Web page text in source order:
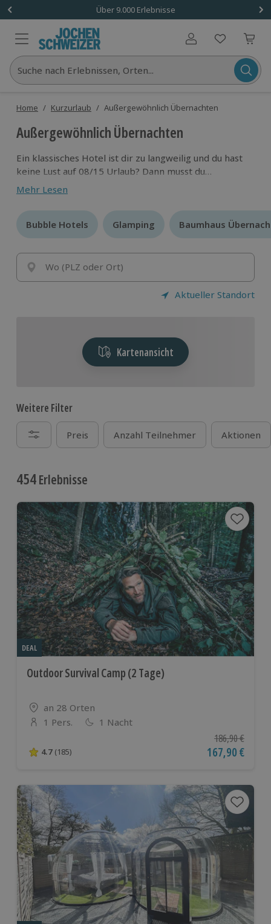
Über 9.000 Erlebnisse
Benutzerkonto
Suche nach Erlebnissen, Orten...
Home / Kurzurlaub / Außergewöhnlich Übernachten
Außergewöhnlich Übernachten
Ein klassisches Hotel ist dir zu langweilig und du hast
keine Lust auf 08/15 Urlaub? Dann musst du
unbedingt eine Übernachtung in einem
außergewöhnlichen Hotel ausprobieren. Egal ob im
Gebäude. Dein Urlaub wird besonders werden.
Mehr Lesen
Bubble Hotels
Bubble Hotels Glamping
Glamping Baumhaus
Baumhaus
Wo (PLZ oder Ort)
Aktueller Standort
Kartenansicht
Weitere Filter
Preis Anzahl Teilnehmer Aktionen
454Erlebnisse
DEAL
Outdoor Survival Camp (2 Tage)
Standort
an 28 Orten
Anzahl der Teilnehmer
1 Pers. 1 Nacht
4.7 von 5 Sternen basierend auf 185 Bewertungen
4.7 (185)
Ursprünglicher
186,90 €
Aktueller Preis
167,90 €